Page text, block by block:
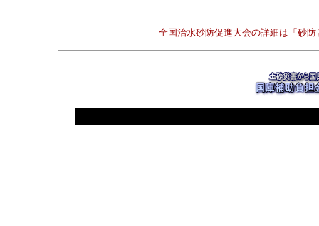
全国治水砂防促進大会の詳細は「砂